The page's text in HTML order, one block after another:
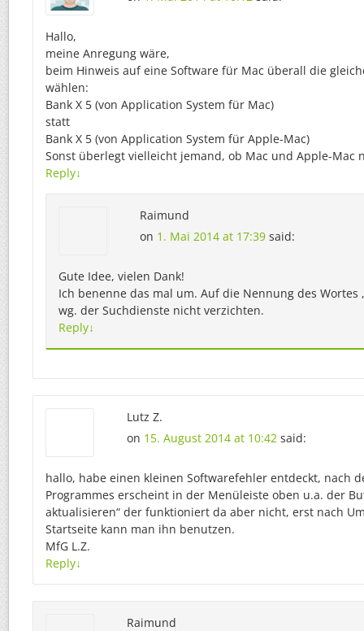
Hallo,
meine Anregung wäre,
beim Hinweis auf eine Software für Mac überall die
wählen:
Bank X 5 (von Application System für Mac)
statt
Bank X 5 (von Application System für Apple-Mac)
Sonst überlegt vielleicht jemand, ob Mac und Apple-Mac
Reply↓
Raimund
on 1. Mai 2014 at 17:39 said:
Gute Idee, vielen Dank!
Ich benenne das mal um. Auf die Nennung des Wortes
wg. der Suchdienste nicht verzichten.
Reply↓
Lutz Z.
on 15. August 2014 at 10:42 said:
hallo, habe einen kleinen Softwarefehler entdeckt, nach
Programmes erscheint in der Menüleiste oben u.a. der
aktualisieren“ der funktioniert da aber nicht, erst nach
Startseite kann man ihn benutzen.
MfG L.Z.
Reply↓
Raimund